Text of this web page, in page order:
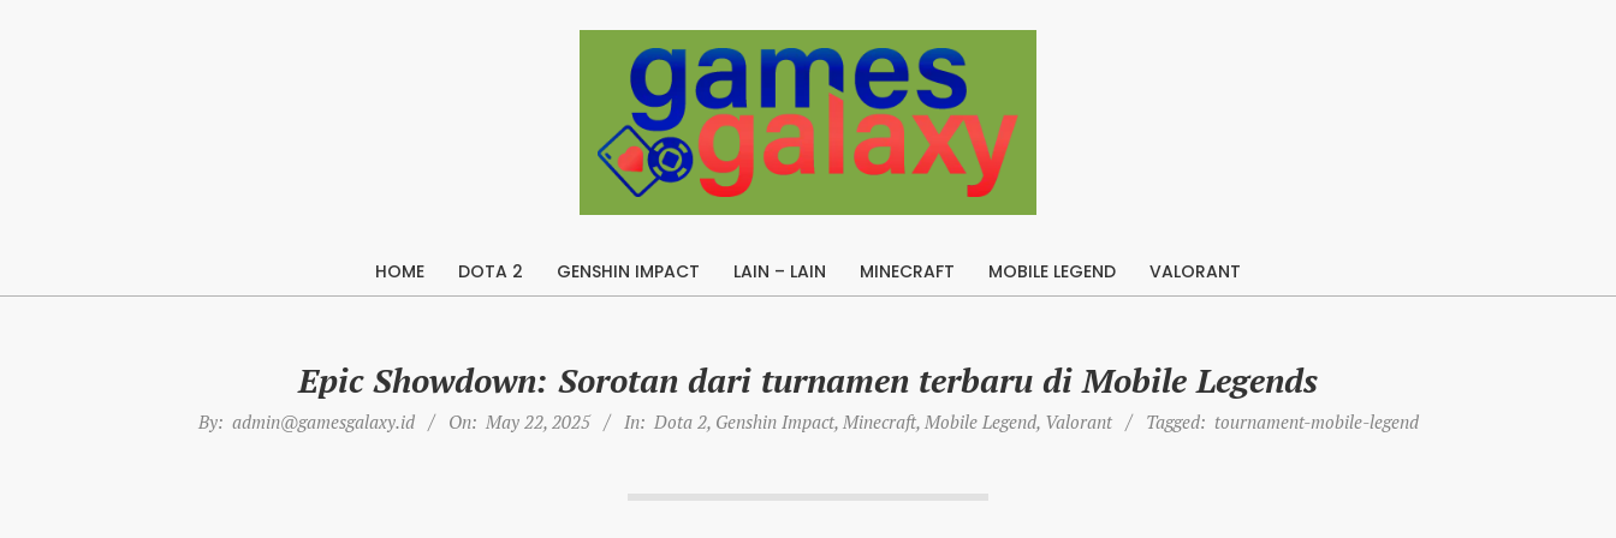
B
i
A
p
Primary
HOME DOTA 2 GENSHIN IMPACT LAIN – LAIN MINECRAFT MOBILE LEGEND VALORANT
Epic Showdown: Sorotan dari turnamen terbaru di Mobile Legends
By: admin@gamesgalaxy.id On: May 22, 2025 In: Dota 2, Genshin Impact, Minecraft, Mobile Legend, Valorant Tagged: tournament-mobile-legend